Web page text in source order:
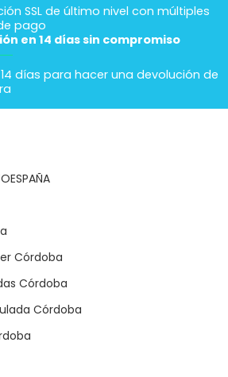
SSL de último nivel con múltiples
pago
en 14 días sin compromiso
días para hacer una devolución de
Córdoba
Córdoba
Córdoba